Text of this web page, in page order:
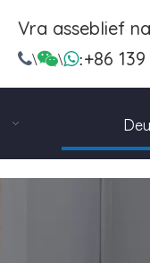
Vra asseblief na
\\:+86